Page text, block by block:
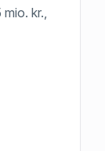
kr.,